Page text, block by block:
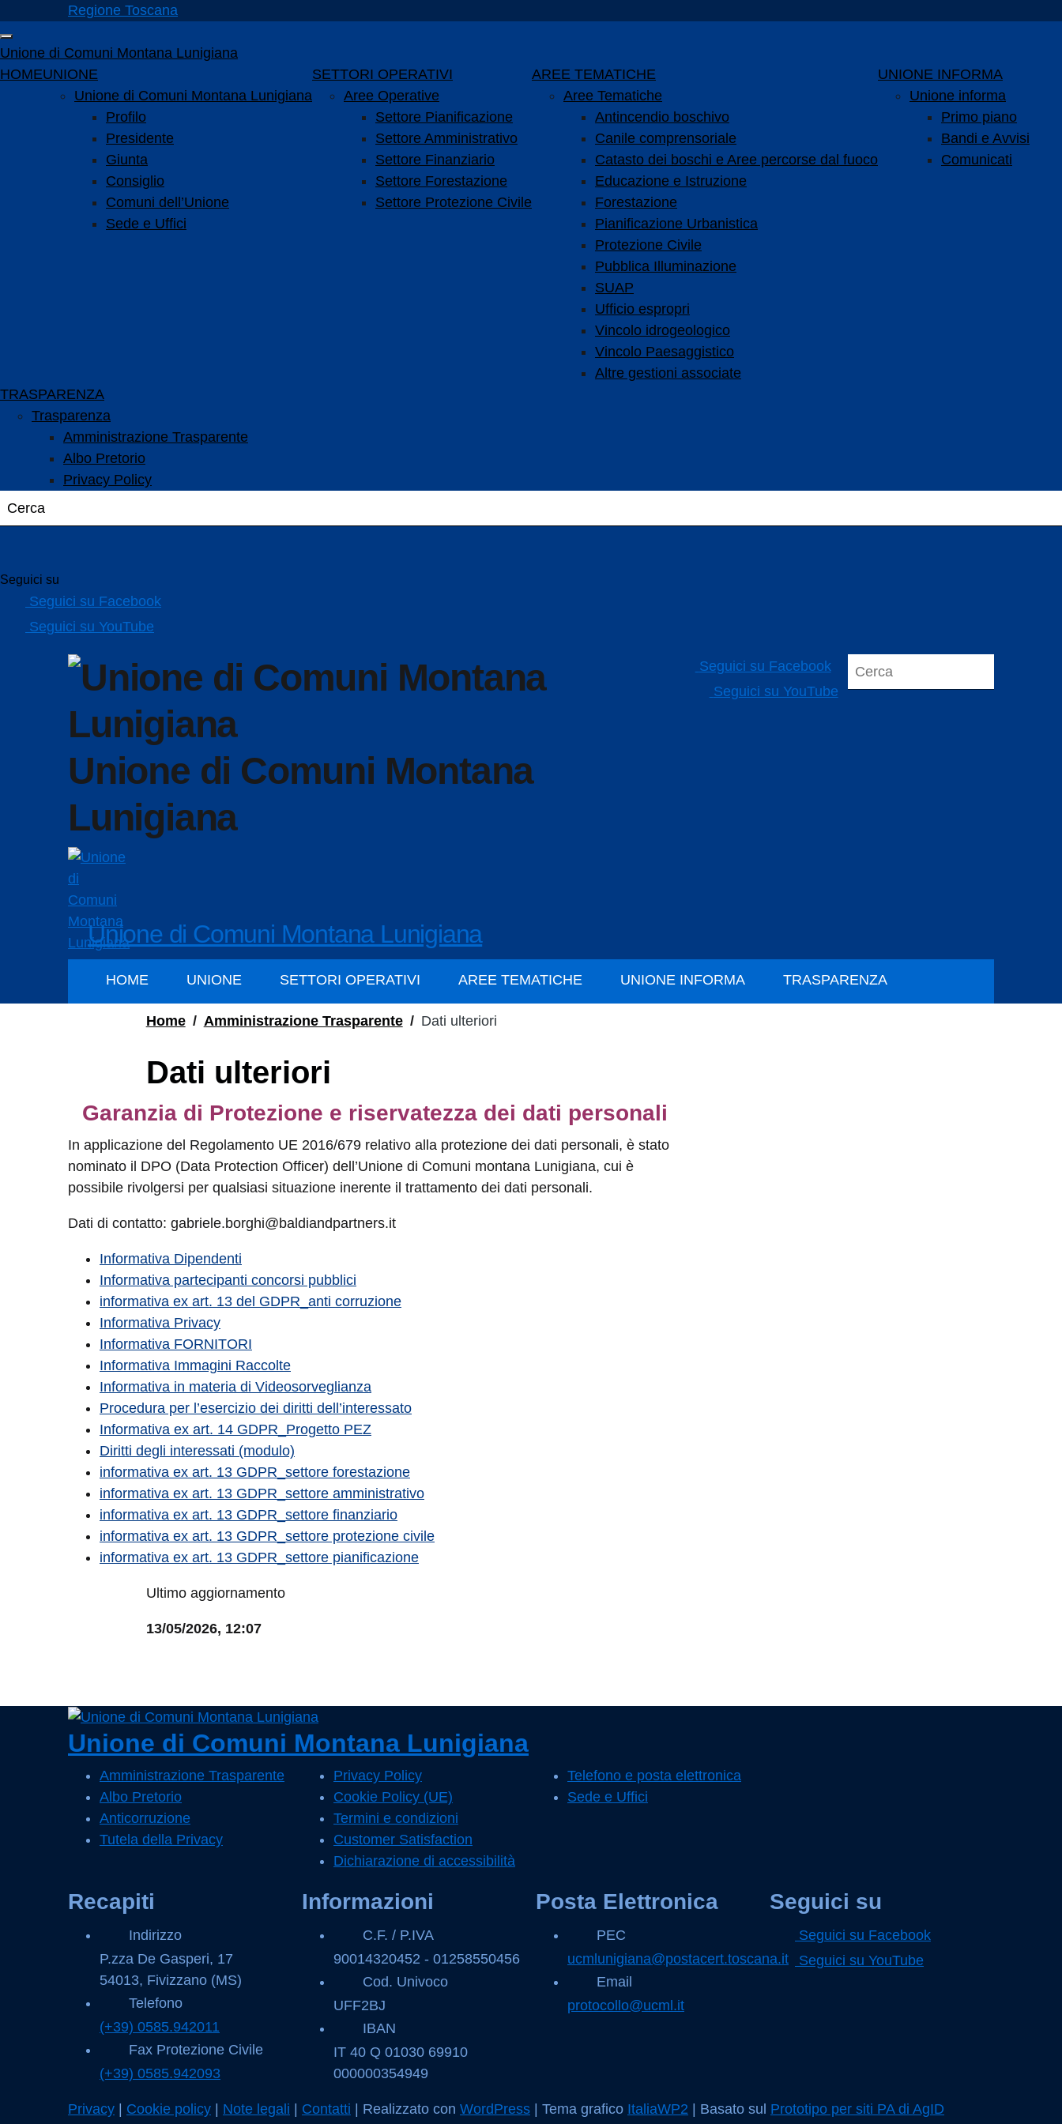
Vai ai contenuti
Vai al footer
Regione Toscana
Attiva / disattiva la navigazione
Unione di Comuni Montana Lunigiana
Menu principale
HOMEUNIONE
Unione di Comuni Montana Lunigiana
Profilo
Presidente
Giunta
Consiglio
Comuni dell’Unione
Sede e Uffici
SETTORI OPERATIVI
Aree Operative
Settore Pianificazione
Settore Amministrativo
Settore Finanziario
Settore Forestazione
Settore Protezione Civile
AREE TEMATICHE
Aree Tematiche
Antincendio boschivo
Canile comprensoriale
Catasto dei boschi e Aree percorse dal fuoco
Educazione e Istruzione
Forestazione
Pianificazione Urbanistica
Protezione Civile
Pubblica Illuminazione
SUAP
Ufficio espropri
Vincolo idrogeologico
Vincolo Paesaggistico
Altre gestioni associate
UNIONE INFORMA
Unione informa
Primo piano
Bandi e Avvisi
Comunicati
TRASPARENZA
Trasparenza
Amministrazione Trasparente
Albo Pretorio
Privacy Policy
Seguici su
Seguici su Facebook
Seguici su YouTube
Unione di Comuni Montana
Lunigiana
Unione di Comuni Montana Lunigiana
Seguici su Facebook
Seguici su YouTube
HOME UNIONE SETTORI OPERATIVI AREE TEMATICHE UNIONE INFORMA TRASPARENZA
Home / Amministrazione Trasparente / Dati ulteriori
Dati ulteriori
Garanzia di Protezione e riservatezza dei dati personali
In applicazione del Regolamento UE 2016/679 relativo alla protezione dei dati personali, è stato
nominato il DPO (Data Protection Officer) dell’Unione di Comuni montana Lunigiana, cui è
possibile rivolgersi per qualsiasi situazione inerente il trattamento dei dati personali.
Dati di contatto: gabriele.borghi@baldiandpartners.it
Informativa Dipendenti
Informativa partecipanti concorsi pubblici
informativa ex art. 13 del GDPR_anti corruzione
Informativa Privacy
Informativa FORNITORI
Informativa Immagini Raccolte
Informativa in materia di Videosorveglianza
Procedura per l’esercizio dei diritti dell’interessato
Informativa ex art. 14 GDPR_Progetto PEZ
Diritti degli interessati (modulo)
informativa ex art. 13 GDPR_settore forestazione
informativa ex art. 13 GDPR_settore amministrativo
informativa ex art. 13 GDPR_settore finanziario
informativa ex art. 13 GDPR_settore protezione civile
informativa ex art. 13 GDPR_settore pianificazione
Ultimo aggiornamento
13/05/2026, 12:07
Unione di Comuni Montana Lunigiana
Amministrazione Trasparente
Albo Pretorio
Anticorruzione
Tutela della Privacy
Privacy Policy
Cookie Policy (UE)
Termini e condizioni
Customer Satisfaction
Dichiarazione di accessibilità
Telefono e posta elettronica
Sede e Uffici
Recapiti
Indirizzo
P.zza De Gasperi, 17
54013, Fivizzano (MS)
Telefono
(+39) 0585.942011
Fax Protezione Civile
(+39) 0585.942093
Informazioni
C.F. / P.IVA
90014320452 - 01258550456
Cod. Univoco
UFF2BJ
IBAN
IT 40 Q 01030 69910
000000354949
Posta Elettronica
PEC
ucmlunigiana@postacert.toscana.it
Email
protocollo@ucml.it
Seguici su
Seguici su Facebook
Seguici su YouTube
Sezione Link Utili
Privacy | Cookie policy | Note legali | Contatti | Realizzato con WordPress | Tema grafico ItaliaWP2 | Basato sul Prototipo per siti PA di AgID